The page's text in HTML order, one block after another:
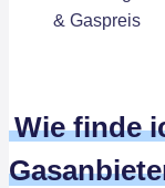
Wie finde